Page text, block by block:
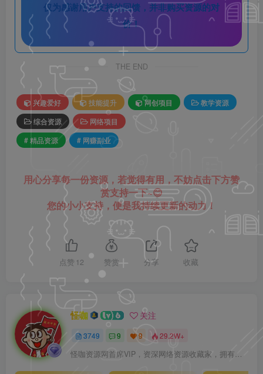
仅为感谢用户支持的回馈，并非购买资源的对
价！
THE END
兴趣爱好 技能提升 网创项目
教学资源
综合资源
网络项目
# 精品资源
# 网赚副业
用心分享每一份资源，若觉得有用，不妨点击下方赞
赏支持一下~😊
您的小小支持，便是我持续更新的动力！
点赞 12 赞赏 分享 收藏
怪咖 关注
3749 9 9 29.2W+
怪咖资源网首席VIP，资深网络资源收藏家，拥有本站管理权限，大家在本站遇到任何方面的问题都可以私信我！